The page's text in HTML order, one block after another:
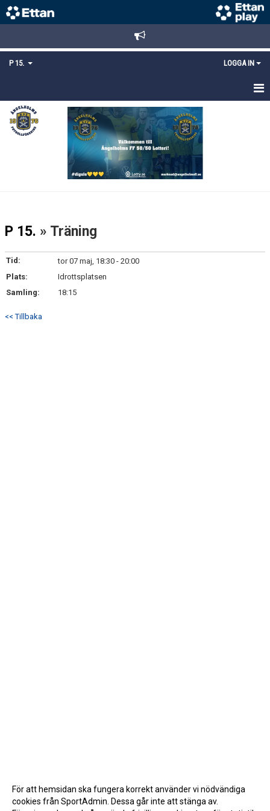
P 15. LOGGA IN
HEM
TRUPPEN
P 15. » Träning
Tid:
tor 07 maj, 18:30 - 20:00
Plats:
Idrottsplatsen
Samling:
18:15
<< Tillbaka
För att hemsidan ska fungera korrekt använder vi nödvändiga
cookies från SportAdmin. Dessa går inte att stänga av.